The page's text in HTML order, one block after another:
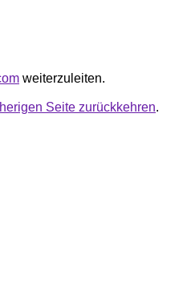
weiterzuleiten.
Seite zurückkehren.